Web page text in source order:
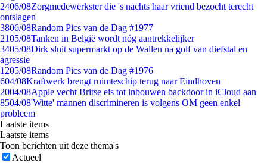
2406/08Zorgmedewerkster die 's nachts haar vriend bezocht terecht
ontslagen
3806/08Random Pics van de Dag #1977
2105/08Tanken in België wordt nóg aantrekkelijker
3405/08Dirk sluit supermarkt op de Wallen na golf van diefstal en
agressie
1205/08Random Pics van de Dag #1976
604/08Kraftwerk brengt ruimteschip terug naar Eindhoven
2004/08Apple vecht Britse eis tot inbouwen backdoor in iCloud aan
8504/08'Witte' mannen discrimineren is volgens OM geen enkel
probleem
Laatste items
Laatste items
Toon berichten uit deze thema's
Actueel